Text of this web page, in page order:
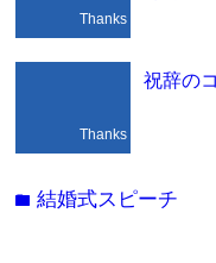
Thanks
Thanks
祝辞の
folder結婚式スピーチ